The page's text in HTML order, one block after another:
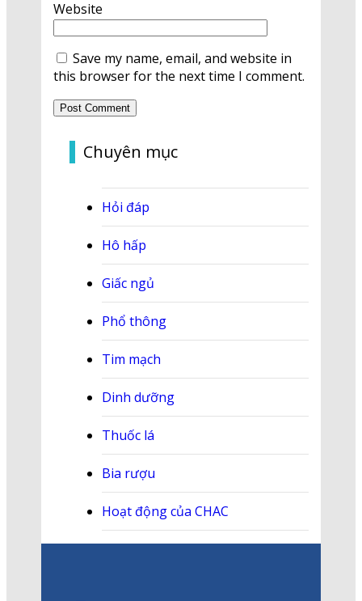
Website
Save my name, email, and website in
this browser for the next time I comment.
Chuyên mục
Hỏi đáp
Hô hấp
Giấc ngủ
Phổ thông
Tim mạch
Dinh dưỡng
Thuốc lá
Bia rượu
Hoạt động của CHAC